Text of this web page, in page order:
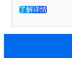
了解详情